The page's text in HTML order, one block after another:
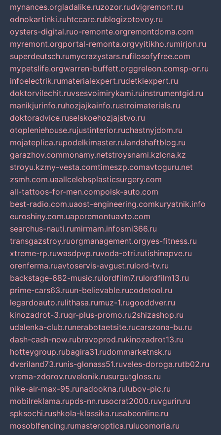
mynances.orgladalike.ruzozor.rudvigremont.ru
odnokartinki.ruhtccare.rublogizotovoy.ru
oysters-digital.ruo-remonte.orgremontdoma.com
myremont.orgportal-remonta.orgvyitikho.rumirjon.ru
superdeutsch.rumycrazystars.rufilosofyfree.com
mypetslife.orgwarren-buffett.orggreleon.comsp-or.ru
infoelectrik.rumaterialexpert.rudetkiexpert.ru
doktorvilechit.ruvsesvoimirykami.ruinstrumentgid.ru
manikjurinfo.ruhozjajkainfo.rustroimaterials.ru
doktoradvice.ruselskoehozjajstvo.ru
otopleniehouse.rujustinterior.ruchastnyjdom.ru
mojateplica.rupodelkimaster.rulandshaftblog.ru
garazhov.commonamy.netstroysnami.kzlcna.kz
stroyu.kzmy-vesta.comtimeszp.comavtoguru.net
zsmh.com.uaallcelebsplasticsurgery.com
all-tattoos-for-men.compoisk-auto.com
best-radio.com.uaost-engineering.comkuryatnik.info
euroshiny.com.uaporemontuavto.com
searchus-nauti.rumirmam.infosmi366.ru
transgazstroy.ruorgmanagement.orgyes-fitness.ru
xtreme-rp.ruwasdpvp.ruvoda-otri.rutishinapve.ru
orenferma.ruavtoservis-avgust.rulord-tv.ru
backstage-682-music.rulordfilm7.rulordfilm13.ru
prime-cars63.ruun-believable.rucodetool.ru
legardoauto.rulithasa.rumuz-1.rugooddver.ru
kinozadrot-3.ruqr-plus-promo.ru2shizashop.ru
udalenka-club.runerabotaetsite.rucarszona-bu.ru
dash-cash-now.rubravoprod.rukinozadrot13.ru
hotteygroup.rubagira31.rudommarketnsk.ru
dveriland73.runis-glonass51.ruveles-doroga.rutb02.ru
vrema-zdorov.ruvelonik.rusurgutgloss.ru
nike-air-max-95.runadookna.rulubov-pic.ru
mobilreklama.rupds-nn.rusocrat2000.ruvgurin.ru
spksochi.rushkola-klassika.rusabeonline.ru
mosoblfencing.rumasteroptica.rulucomoria.ru